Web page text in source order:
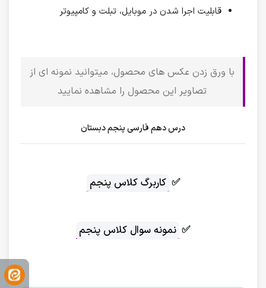
قابلیت اجرا شدن در موبایل، تبلت و کامپیوتر
با ورق زدن عکس های محصول، میتوانید نمونه ای از
تصاویر این محصول را مشاهده نمایید
درس دهم فارسی پنجم دبستان
✅ کاربرگ کلاس پنجم
✅ نمونه سوال کلاس پنجم